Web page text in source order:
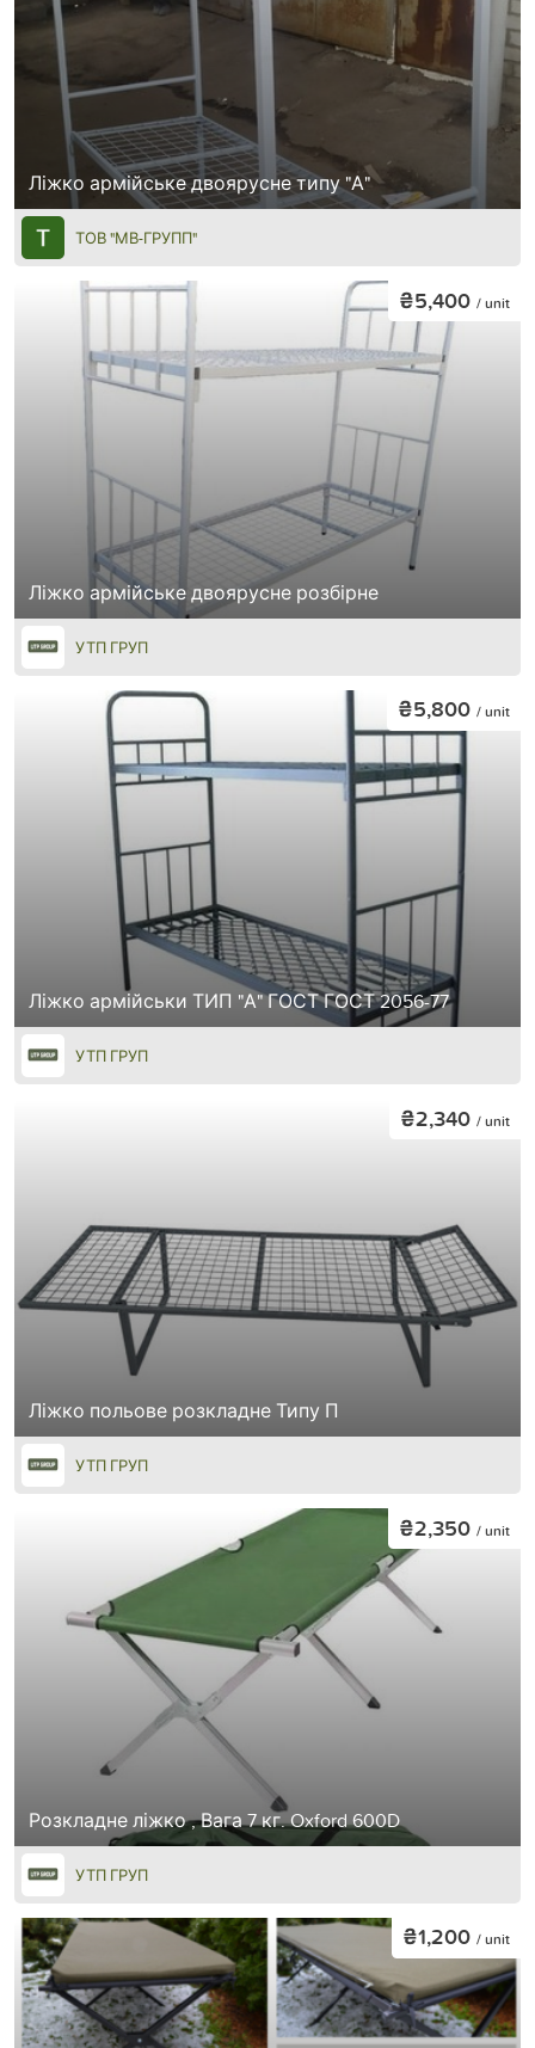
Ліжко армійське двоярусне типу "А"
ТОВ "МВ-ГРУПП"
Ліжко армійське двоярусне розбірне
₴5,400 / unit
УТП ГРУП
Ліжко армійськи ТИП "А" ГОСТ ГОСТ 2056-77
₴5,800 / unit
УТП ГРУП
Ліжко польове розкладне Типу П
₴2,340 / unit
УТП ГРУП
Розкладне ліжко , Вага 7 кг. Oxford 600D
₴2,350 / unit
УТП ГРУП
₴1,200 / unit